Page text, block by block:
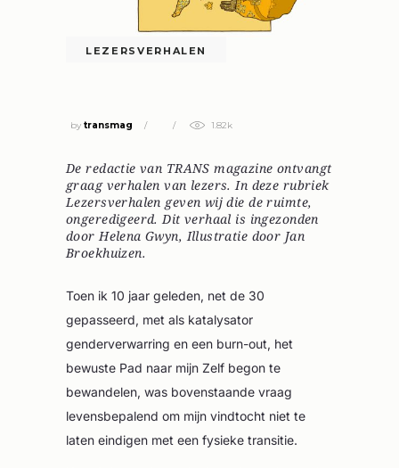
LEZERSVERHALEN
by transmag 1.82k
De redactie van TRANS magazine ontvangt
graag verhalen van lezers. In deze rubriek
Lezersverhalen geven wij die de ruimte,
ongeredigeerd. Dit verhaal is ingezonden
door Helena Gwyn, Illustratie door Jan
Broekhuizen.
Toen ik 10 jaar geleden, net de 30
gepasseerd, met als katalysator
genderverwarring en een burn-out, het
bewuste Pad naar mijn Zelf begon te
bewandelen, was bovenstaande vraag
levensbepalend om mijn vindtocht niet te
laten eindigen met een fysieke transitie.